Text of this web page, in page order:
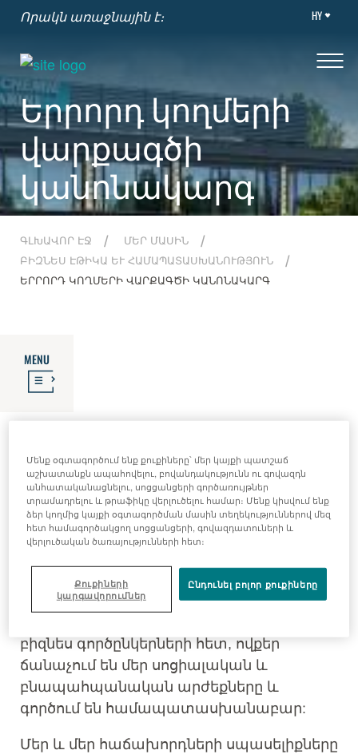
Որակն առաջնային է։ HY
Երրորդ կողմերի
վարքագծի
կանոնակարգ
ԳԼԽԱՎՈՐ ԷՋ
ՄԵՐ ՄԱՍԻՆ
ԲԻԶՆԵՍ ԷԹԻԿԱ ԵՒ ՀԱՄԱՊԱՏԱՍԽԱՆՈՒԹՅՈՒՆ
ԵՐՐՈՐԴ ԿՈՂՄԵՐԻ ՎԱՐՔԱԳԾԻ ԿԱՆՈՆԱԿԱՐԳ
MENU
գործընկերների
գործելակերպի
կանոնակարգ
բիզնես գործընկերների հետ, ովքեր
ճանաչում են մեր սոցիալական և
բնապահպանական արժեքները և
գործում են համապատասխանաբար:
Մեր և մեր հաճախորդների սպասելիքները
Մենք օգտագործում ենք քուքիները՝ մեր կայքի պատշաճ
աշխատանքն ապահովելու, բովանդակությունն ու գովազդն
անհատականացնելու, սոցցանցերի գործառույթներ
տրամադրելու և թրաֆիկը վերլուծելու համար։ Մենք կիսվում ենք
ձեր կողմից կայքի օգտագործման մասին տեղեկություններով մեզ
հետ համագործակցող սոցցանցերի, գովազդատուների և
վերլուծական ծառայությունների հետ։
Քուքիների
կարգավորումներ
Ընդունել բոլոր քուքիները